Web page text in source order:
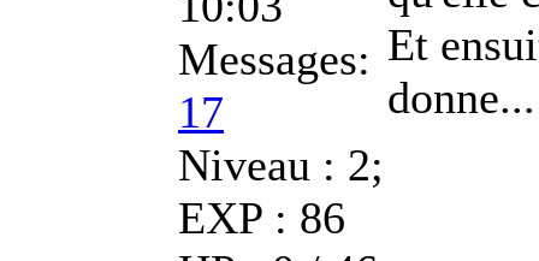
Messages:
17
Niveau : 2;
EXP : 86
Et
donne...